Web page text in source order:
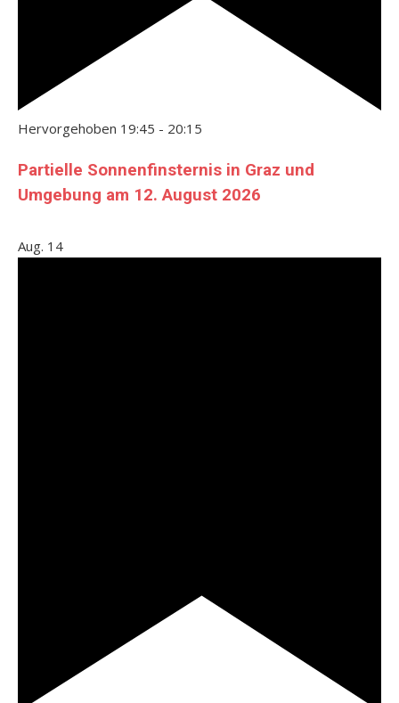
Hervorgehoben 19:45 - 20:15
Partielle Sonnenfinsternis in Graz und
Umgebung am 12. August 2026
Aug. 14